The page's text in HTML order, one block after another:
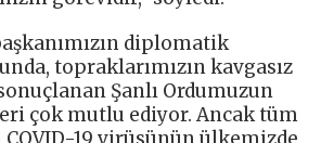
diplomatik
topraklarımızın kavgasız
Şanlı Ordumuzun
çok mutlu ediyor. Ancak tüm